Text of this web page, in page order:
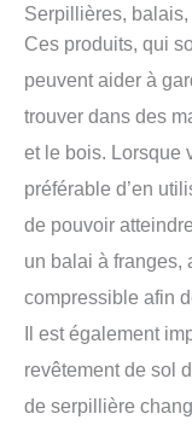
Serpillières,
Ces produits, qui
peuvent aider à
trouver dans des
et le bois. Lorsque
préférable d’en
de pouvoir
un balai à franges,
compressible afin
Il est également
revêtement de sol
de serpillière